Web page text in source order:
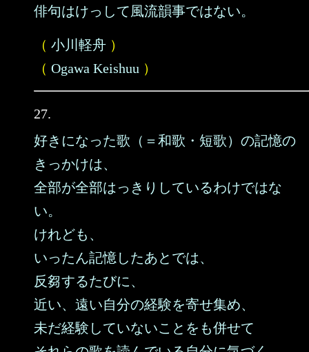
俳句はけっして風流韻事ではない。
（ 小川軽舟 ）
（ Ogawa Keishuu ）
27.
好きになった歌（＝和歌・短歌）の記憶の
きっかけは、
全部が全部はっきりしているわけではな
い。
けれども、
いったん記憶したあとでは、
反芻するたびに、
近い、遠い自分の経験を寄せ集め、
未だ経験していないことをも併せて